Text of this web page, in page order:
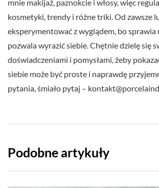
mnie makijaż, paznokcie i włosy, więc
kosmetyki, trendy i różne triki. Od zawsze
eksperymentować z wyglądem, bo sprawia
pozwala wyrazić siebie. Chętnie dzielę się
doświadczeniami i pomysłami, żeby
siebie może być proste i naprawdę
pytania, śmiało pytaj –
Podobne artykuły